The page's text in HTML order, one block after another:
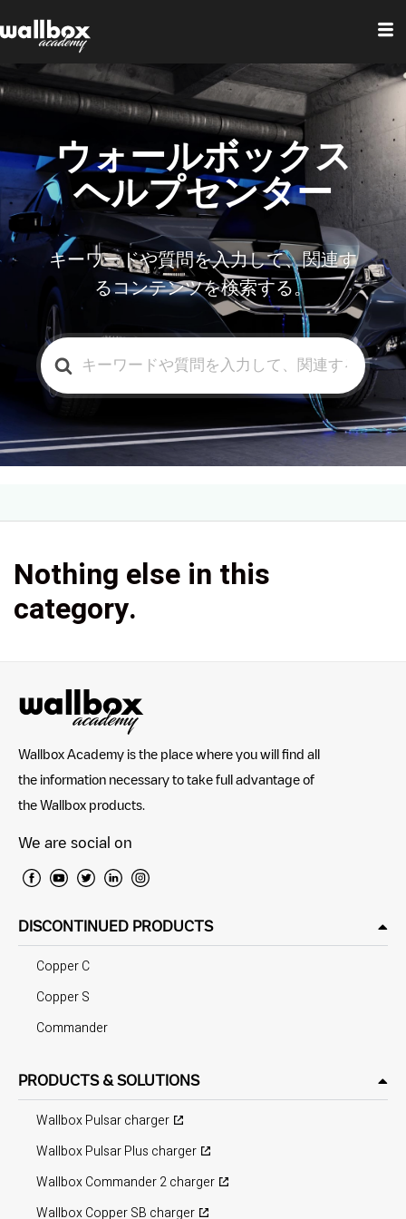
ウォールボックス
ヘルプセンター
キーワードや質問を入力して、関連す
るコンテンツを検索する。
検
索
Nothing else in this
category.
Wallbox Academy is the place where you will find all
the information necessary to take full advantage of
the Wallbox products.
We are social on
DISCONTINUED PRODUCTS
Copper C
Copper S
Commander
PRODUCTS & SOLUTIONS
Wallbox Pulsar charger
Wallbox Pulsar Plus charger
Wallbox Commander 2 charger
Wallbox Copper SB charger